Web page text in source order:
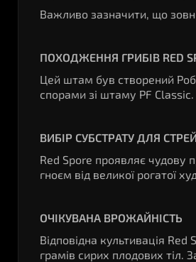
Важливо зазначити, що
ПОХОДЖЕННЯ ГРИБІВ RED
Цей штам був створений
спорами зі штаму PF Classic.
ВИБІР СУБСТРАТУ ДЛЯ
Red Spore проявляє чудову
гноєм від великої рогатої
ОЧІКУВАНА ВРОЖАЙНІСТЬ
Відповідна культивація
грамів сирих плодових